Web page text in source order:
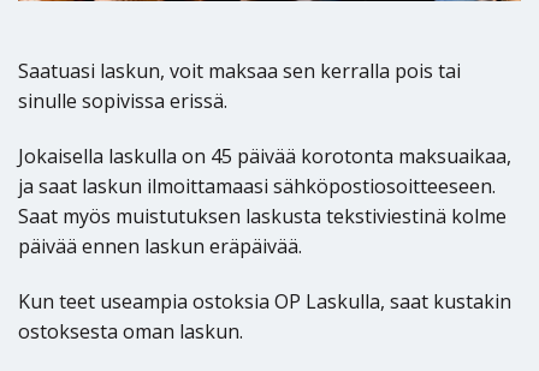
maksutapana.
Saatuasi laskun, voit maksaa sen kerralla pois tai
sinulle sopivissa erissä.
Jokaisella laskulla on 45 päivää korotonta maksuaikaa,
ja saat laskun ilmoittamaasi sähköpostiosoitteeseen.
Saat myös muistutuksen laskusta tekstiviestinä kolme
päivää ennen laskun eräpäivää.
Kun teet useampia ostoksia OP Laskulla, saat kustakin
ostoksesta oman laskun.